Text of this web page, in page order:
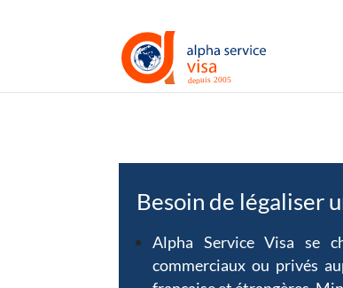
Besoin de légaliser
Alpha Service Visa se
commerciaux ou privés